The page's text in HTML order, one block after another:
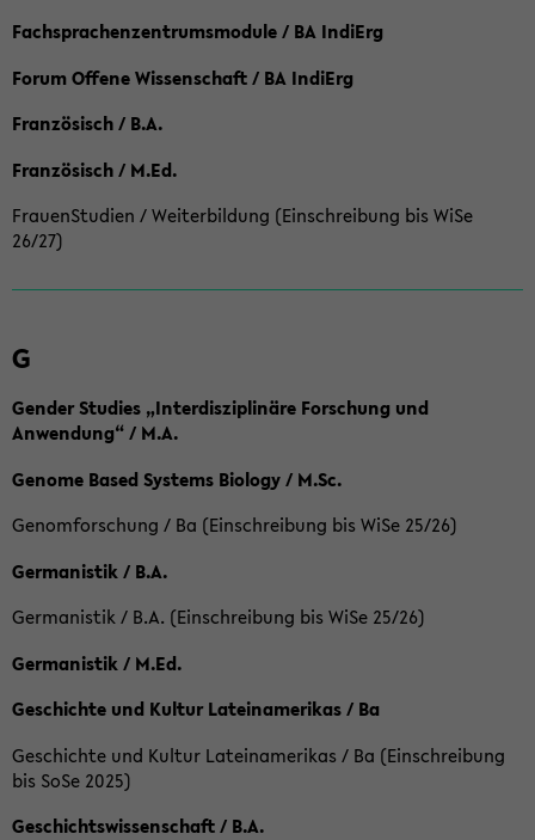
Fachsprachenzentrumsmodule / BA IndiErg
Forum Offene Wissenschaft / BA IndiErg
Französisch / B.A.
Französisch / M.Ed.
FrauenStudien / Weiterbildung (Einschreibung bis WiSe
26/27)
G
Gender Studies „Interdisziplinäre Forschung und
Anwendung“ / M.A.
Genome Based Systems Biology / M.Sc.
Genomforschung / Ba (Einschreibung bis WiSe 25/26)
Germanistik / B.A.
Germanistik / B.A. (Einschreibung bis WiSe 25/26)
Germanistik / M.Ed.
Geschichte und Kultur Lateinamerikas / Ba
Geschichte und Kultur Lateinamerikas / Ba (Einschreibung
bis SoSe 2025)
Geschichtswissenschaft / B.A.